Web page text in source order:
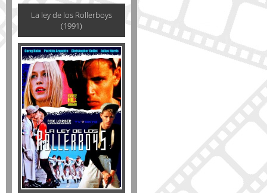
La ley de los Rollerboys
(1991)